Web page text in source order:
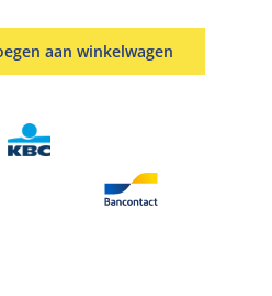
aan winkelwagen